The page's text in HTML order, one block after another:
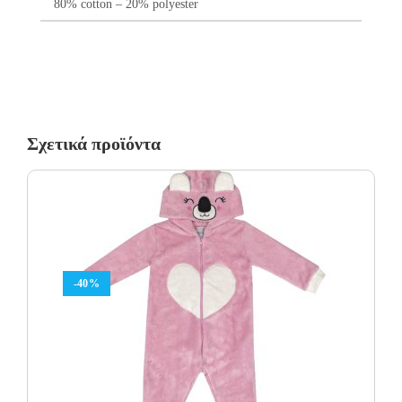
80% cotton – 20% polyester
Σχετικά προϊόντα
-40%